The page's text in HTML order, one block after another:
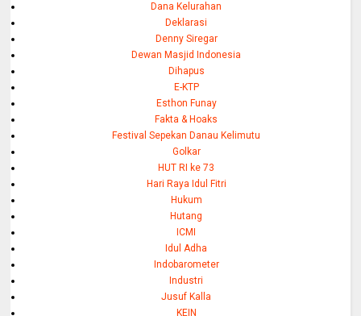
Dana Kelurahan
Deklarasi
Denny Siregar
Dewan Masjid Indonesia
Dihapus
E-KTP
Esthon Funay
Fakta & Hoaks
Festival Sepekan Danau Kelimutu
Golkar
HUT RI ke 73
Hari Raya Idul Fitri
Hukum
Hutang
ICMI
Idul Adha
Indobarometer
Industri
Jusuf Kalla
KEIN